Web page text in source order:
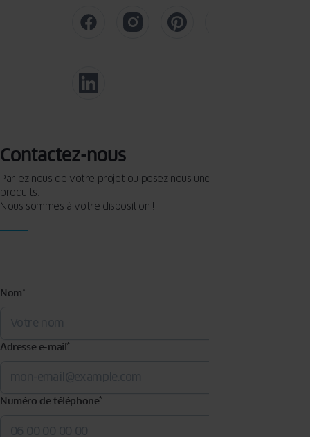
Contactez-nous
Parlez nous de votre projet ou posez nous une question sur nos
produits.
Nous sommes à votre disposition !
Nom*
Adresse e-mail*
Numéro de téléphone*